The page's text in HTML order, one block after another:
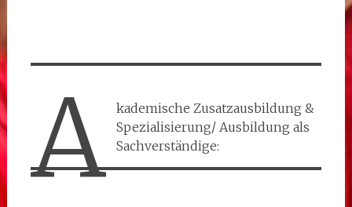
A
kademische Zusatzausbildung &
Spezialisierung/ Ausbildung als
Sachverständige: